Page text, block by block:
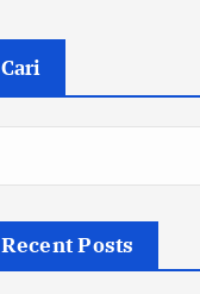
Cari
Recent Posts